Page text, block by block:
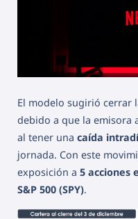
El modelo sugirió cerrar
debido a que la emisora
al tener una caída
jornada. Con este
exposición a 5 acciones
S&P 500 (SPY).